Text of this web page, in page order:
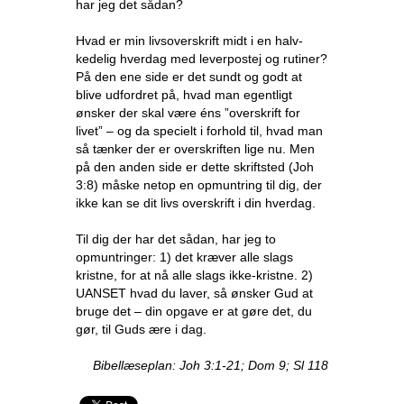
har jeg det sådan?
Hvad er min livsoverskrift midt i en halv-
kedelig hverdag med leverpostej og rutiner?
På den ene side er det sundt og godt at
blive udfordret på, hvad man egentligt
ønsker der skal være éns ”overskrift for
livet” – og da specielt i forhold til, hvad man
så tænker der er overskriften lige nu. Men
på den anden side er dette skriftsted (Joh
3:8) måske netop en opmuntring til dig, der
ikke kan se dit livs overskrift i din hverdag.
Til dig der har det sådan, har jeg to
opmuntringer: 1) det kræver alle slags
kristne, for at nå alle slags ikke-kristne. 2)
UANSET hvad du laver, så ønsker Gud at
bruge det – din opgave er at gøre det, du
gør, til Guds ære i dag.
Bibellæseplan: Joh 3:1-21; Dom 9; Sl 118